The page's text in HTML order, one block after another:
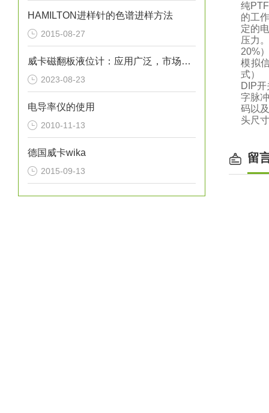
HAMILTON进样针的色谱进样方法
2015-08-27
威卡磁翻板液位计：应用广泛，市场前景广阔
2023-08-23
电导率仪的使用
2010-11-13
德国威卡wika
2015-09-13
纯
的工
定的
压力
20%
模拟
式）
DIP
字脉
码以
头尺
留